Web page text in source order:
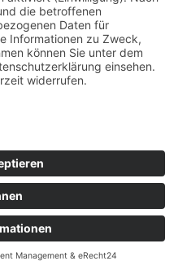
|T +49 4151 7017
Datenschutzerklärung